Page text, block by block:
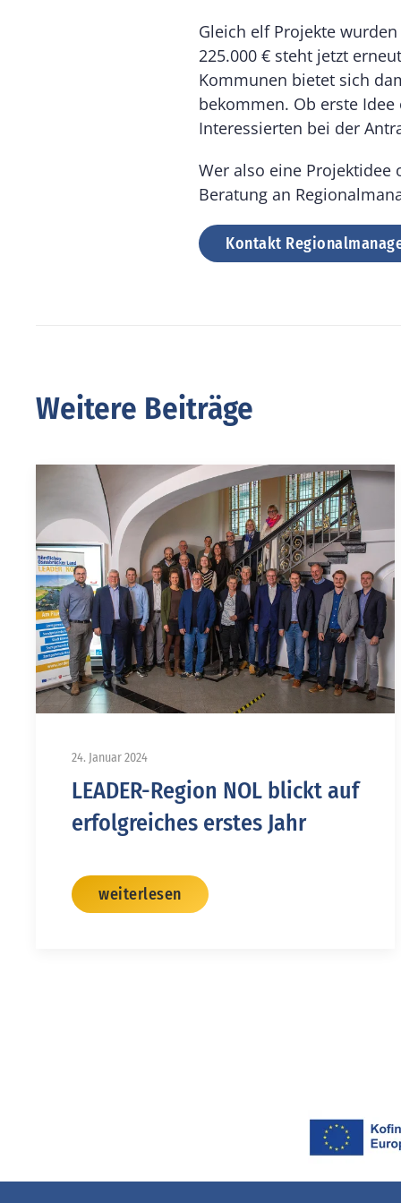
Gleich elf Projekte
225.000 € steht jetzt
Kommunen bietet sich
bekommen. Ob erste
Interessierten bei der
Wer also eine Projektidee
Beratung an
Kontakt
Weitere Beiträge
24. Januar 2024
LEADER-Region NOL blickt auf
erfolgreiches erstes Jahr
weiterlesen